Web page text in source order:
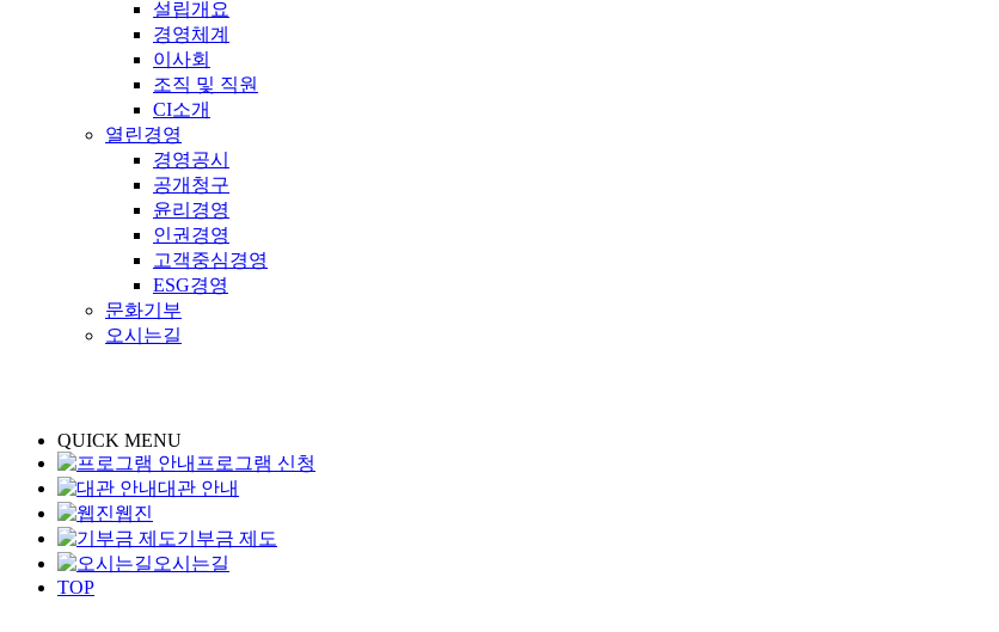
설립개요
경영체계
이사회
조직 및 직원
CI소개
열린경영
경영공시
공개청구
윤리경영
인권경영
고객중심경영
ESG경영
문화기부
오시는길
QUICK MENU
프로그램 신청
대관 안내
웹진
기부금 제도
오시는길
TOP